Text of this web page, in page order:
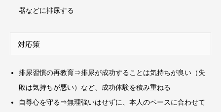
器などに排尿する
対応策
排尿習慣の再教育⇒排尿が成功することは気持ちが良い（失
敗は気持ちが悪い）など、成功体験を積み重ねる
自尊心を守る⇒無理強いはせずに、本人のペースに合わせて